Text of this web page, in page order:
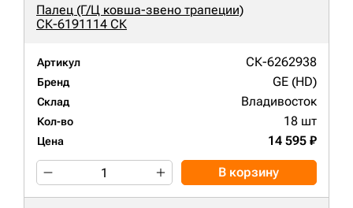
Палец (Г/Ц ковша-звено трапеции)
СК-6191114 СК
Артикул СК-6262938
Бренд GE (HD)
Склад Владивосток
Кол-во 18 шт
Цена 14 595 ₽
В корзину